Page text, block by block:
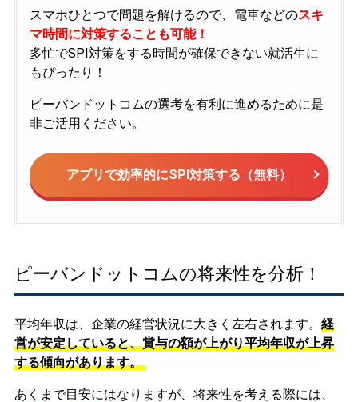
スマホひとつで問題を解けるので、電車などのスキ
マ時間に対策することも可能！
多忙でSPI対策をする時間が確保できない就活生に
もぴったり！
ピーバンドットコムの選考を有利に進めるために是
非ご活用ください。
アプリで効率的にSPI対策する（無料）
ピーバンドットコムの将来性を分析！
平均年収は、企業の経営状況に大きく左右されます。 経
営が安定していると、賞与の額が上がり平均年収が上昇
する傾向があります。
あくまで目安にはなりますが、将来性を考える際には、